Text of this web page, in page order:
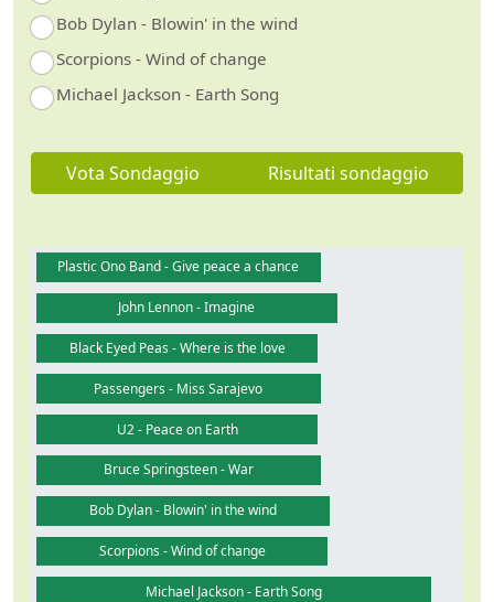
Bob Dylan - Blowin' in the wind
Scorpions - Wind of change
Michael Jackson - Earth Song
Vota Sondaggio Risultati sondaggio
Plastic Ono Band - Give peace a chance
John Lennon - Imagine
Black Eyed Peas - Where is the love
Passengers - Miss Sarajevo
U2 - Peace on Earth
Bruce Springsteen - War
Bob Dylan - Blowin' in the wind
Scorpions - Wind of change
Michael Jackson - Earth Song